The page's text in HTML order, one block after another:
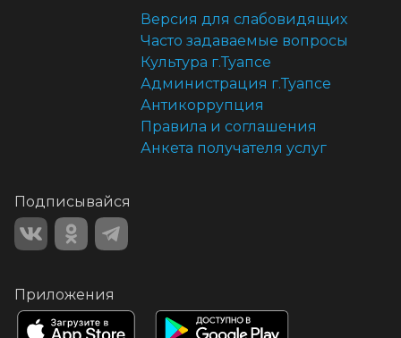
Версия для слабовидящих
Часто задаваемые вопросы
Культура г.Туапсе
Администрация г.Туапсе
Антикоррупция
Правила и соглашения
Анкета получателя услуг
Подписывайся
Приложения